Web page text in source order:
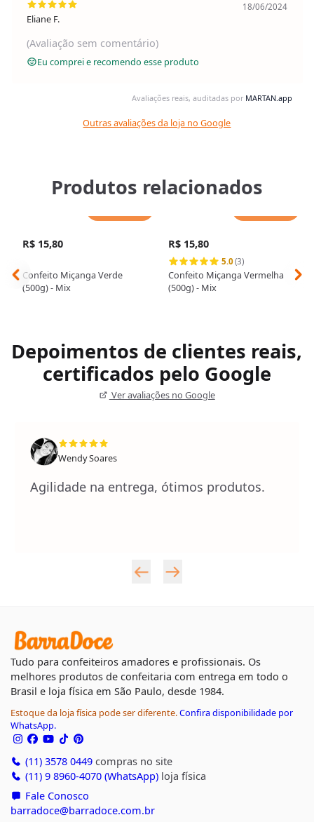
Eliane F.
18/06/2024
(Avaliação sem comentário)
Eu comprei e recomendo esse produto
Avaliações reais, auditadas por MARTAN.app
Outras avaliações da loja no Google
Produtos relacionados
R$ 15,80
Confeito Miçanga Verde
(500g) - Mix
R$ 15,80
5.0(3)
Confeito Miçanga Vermelha
(500g) - Mix
Depoimentos de clientes reais,
certificados pelo Google
Ver avaliações no Google
Wendy Soares
Agilidade na entrega, ótimos produtos.
Tudo para confeiteiros amadores e profissionais. Os
melhores produtos de confeitaria com entrega em todo o
Brasil e loja física em São Paulo, desde 1984.
Estoque da loja física pode ser diferente.Confira disponibilidade por
WhatsApp.
(11) 3578 0449compras no site
(11) 9 8960-4070 (WhatsApp)loja física
Fale Conosco
barradoce@barradoce.com.br